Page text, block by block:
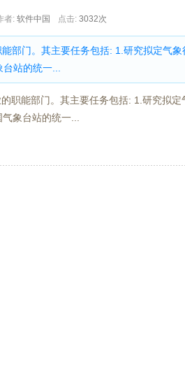
者: 软件中国 点击: 3032次
部门。其主要任务包括: 1.研究拟定气象
站的统一...
职能部门。其主要任务包括: 1.研究拟定
象台站的统一...